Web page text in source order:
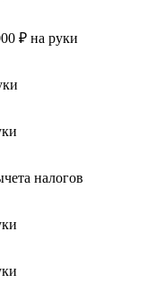
₽ на руки
налогов